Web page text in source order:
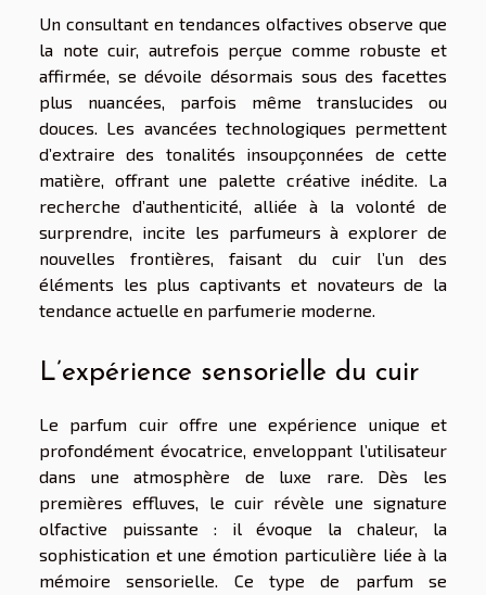
Un consultant en tendances olfactives observe que
la note cuir, autrefois perçue comme robuste et
affirmée, se dévoile désormais sous des facettes
plus nuancées, parfois même translucides ou
douces. Les avancées technologiques permettent
d’extraire des tonalités insoupçonnées de cette
matière, offrant une palette créative inédite. La
recherche d’authenticité, alliée à la volonté de
surprendre, incite les parfumeurs à explorer de
nouvelles frontières, faisant du cuir l’un des
éléments les plus captivants et novateurs de la
tendance actuelle en parfumerie moderne.
L’expérience sensorielle du cuir
Le parfum cuir offre une expérience unique et
profondément évocatrice, enveloppant l’utilisateur
dans une atmosphère de luxe rare. Dès les
premières effluves, le cuir révèle une signature
olfactive puissante : il évoque la chaleur, la
sophistication et une émotion particulière liée à la
mémoire sensorielle. Ce type de parfum se